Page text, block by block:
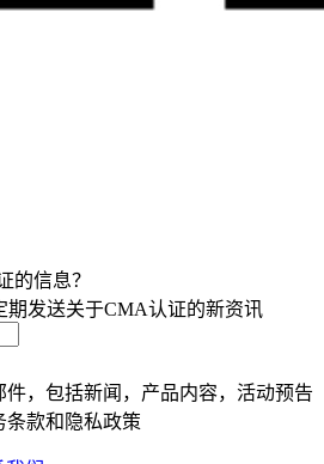
的信息？
期发送关于CMA认证的新资讯
，包括新闻，产品内容，活动预告
款和隐私政策